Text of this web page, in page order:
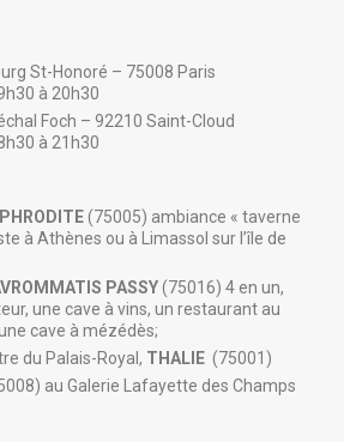
St-Honoré – 75008 Paris
à 20h30
Foch – 92210 Saint-Cloud
à 21h30
(75005) ambiance « taverne
à Athènes ou à Limassol sur l’île de
PASSY(75016) 4 en un,
une cave à vins, un restaurant au
cave à mézédès;
du Palais-Royal, THALIE (75001)
au Galerie Lafayette des Champs